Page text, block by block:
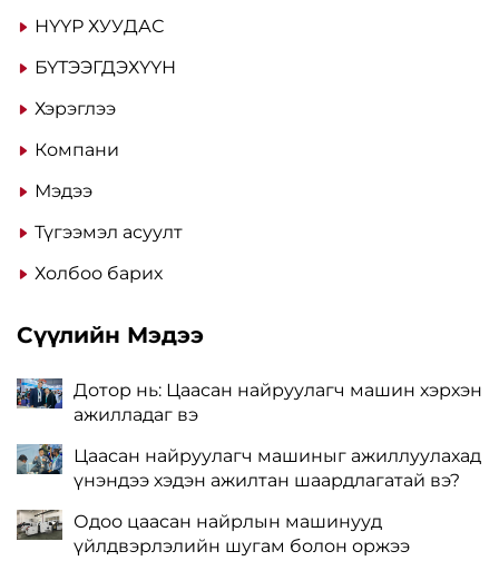
НҮҮР ХУУДАС
БҮТЭЭГДЭХҮҮН
Хэрэглээ
Компани
Мэдээ
Түгээмэл асуулт
Холбоо барих
Сүүлийн Мэдээ
Дотор нь: Цаасан найруулагч машин хэрхэн
ажилладаг вэ
Цаасан найруулагч машиныг ажиллуулахад
үнэндээ хэдэн ажилтан шаардлагатай вэ?
Одоо цаасан найрлын машинууд
үйлдвэрлэлийн шугам болон оржээ